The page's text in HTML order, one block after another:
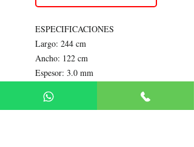
ESPECIFICACIONES
Largo: 244 cm
Ancho: 122 cm
Espesor: 3.0 mm
Peso: 18 kg